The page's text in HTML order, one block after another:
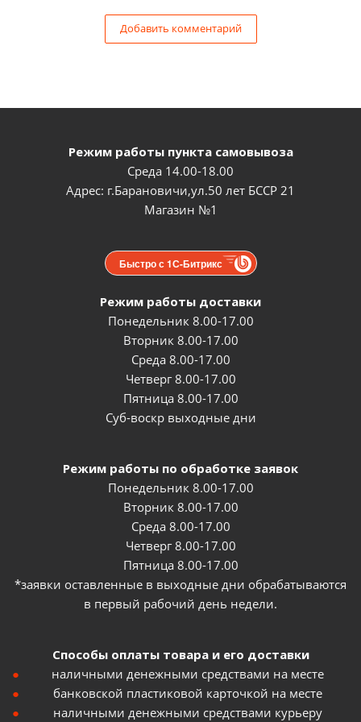
Добавить комментарий
Режим работы пункта самовывоза
Среда 14.00-18.00
Адрес: г.Барановичи,ул.50 лет БССР 21
Магазин №1
Быстро с 1С-Битрикс
Режим работы доставки
Понедельник 8.00-17.00
Вторник 8.00-17.00
Среда 8.00-17.00
Четверг 8.00-17.00
Пятница 8.00-17.00
Суб-воскр выходные дни
Режим работы по обработке заявок
Понедельник 8.00-17.00
Вторник 8.00-17.00
Среда 8.00-17.00
Четверг 8.00-17.00
Пятница 8.00-17.00
*заявки оставленные в выходные дни обрабатываются
в первый рабочий день недели.
Способы оплаты товара и его доставки
наличными денежными средствами на месте
банковской пластиковой карточкой на месте
наличными денежными средствами курьеру